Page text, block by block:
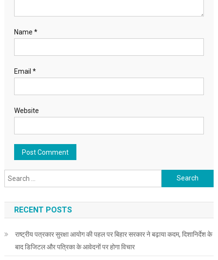
Name *
Email *
Website
Search for:
RECENT POSTS
राष्ट्रीय पत्रकार सुरक्षा आयोग की पहल पर बिहार सरकार ने बढ़ाया कदम, दिशानिर्देश के
बाद डिजिटल और पत्रिका के आवेदनों पर होगा विचार